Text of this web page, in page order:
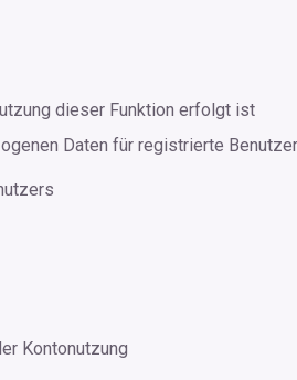
dieser Funktion erfolgt ist
Daten für registrierte
Kontonutzung